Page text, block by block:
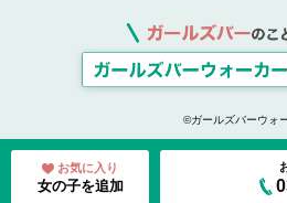
お気に入り
女の子を追加
©ガールズバーウォ